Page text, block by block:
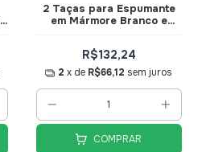
2 Taças para Espumante
em Mármore Branco e
R$132,24
2 x de R$66,12 sem juros
COMPRAR